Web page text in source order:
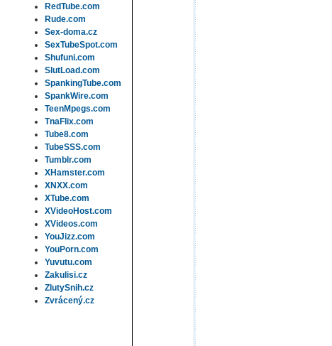
RedTube.com
Rude.com
Sex-doma.cz
SexTubeSpot.com
Shufuni.com
SlutLoad.com
SpankingTube.com
SpankWire.com
TeenMpegs.com
TnaFlix.com
Tube8.com
TubeSSS.com
Tumblr.com
XHamster.com
XNXX.com
XTube.com
XVideoHost.com
XVideos.com
YouJizz.com
YouPorn.com
Yuvutu.com
Zakulisi.cz
ZlutySnih.cz
Zvrácený.cz